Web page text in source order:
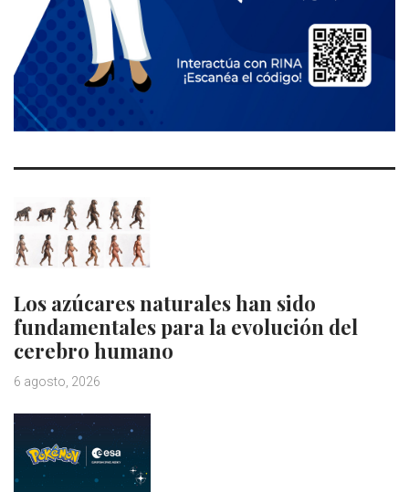
Los azúcares naturales han sido
fundamentales para la evolución del
cerebro humano
6 agosto, 2026